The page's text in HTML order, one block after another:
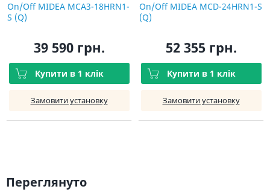
On/Off MIDEA MCA3-18HRN1-
S (Q)
39 590 грн.
Купити в 1 клік
Замовити установку
On/Off MIDEA MCD-24HRN1-S
(Q)
52 355 грн.
Купити в 1 клік
Замовити установку
Переглянуто